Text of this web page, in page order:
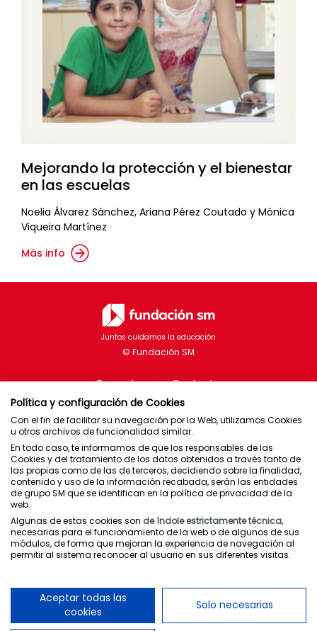
Mejorando la protección y el bienestar
en las escuelas
Noelia Álvarez Sánchez, Ariana Pérez Coutado y Mónica
Viqueira Martínez
Más info
Juntos cuidamos la educación
Proyectos Contacto
Brasil
Chile
España
México
Puerto Rico
Política de privacidad
Condiciones de uso
Política de cookies
Política y configuración de Cookies
Con el fin de facilitar su navegación por la Web, utilizamos Cookies
u otros archivos de funcionalidad similar.
En todo caso, te informamos de que los responsables de las
Cookies y del tratamiento de los datos obtenidos a través tanto de
las propias como de las de terceros, decidiendo sobre la finalidad,
contenido y uso de la información recabada, serán las entidades
de grupo SM que se identifican en la política de privacidad de la
web.
Algunas de estas cookies son de índole estrictamente técnica,
necesarias para el funcionamiento de la web o de algunos de sus
módulos, de forma que mejoran la experiencia de navegación al
permitir al sistema reconocer al usuario en sus diferentes visitas.
Aceptar todas las
cookies
Solo necesarias